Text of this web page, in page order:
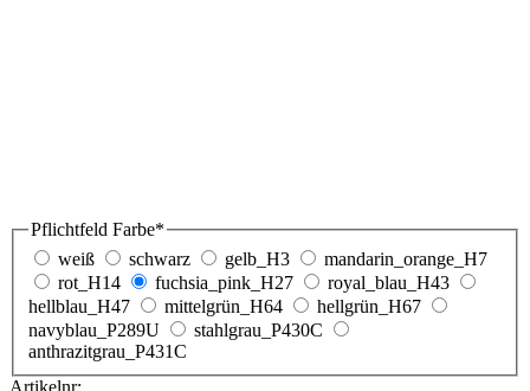
Bedruckung anfragen
kostenlose Druckvorschau
Fair-Trade Baumwolltaschen in der Farbe fuchsia
mit kurze Henkel und unbedruckt - 38x42cm -
Stückzahl 500